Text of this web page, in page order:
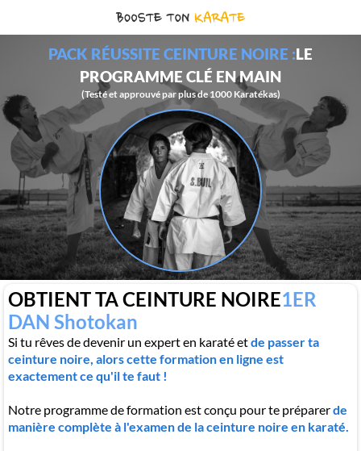
PACK RÉUSSITE CEINTURE NOIRE :LE
PROGRAMME CLÉ EN MAIN
(Testé et approuvé par plus de 1000 Karatékas)
OBTIENT TA CEINTURE NOIRE1ER
DAN Shotokan
Si tu rêves de devenir un expert en karaté etde passer ta
ceinture noire, alors cette formation en ligne est
exactement ce qu'il te faut !
Notre programme de formation est conçu pour te préparerde
manière complète à l'examen de la ceinture noire en karaté.